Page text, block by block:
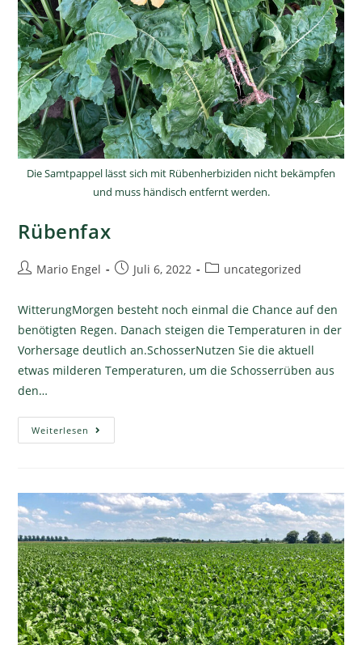
Die Samtpappel lässt sich mit Rübenherbiziden nicht bekämpfen
und muss händisch entfernt werden.
Rübenfax
Mario Engel Juli 6, 2022 uncategorized
WitterungMorgen besteht noch einmal die Chance auf den
benötigten Regen. Danach steigen die Temperaturen in der
Vorhersage deutlich an.SchosserNutzen Sie die aktuell
etwas milderen Temperaturen, um die Schosserrüben aus
den…
Weiterlesen